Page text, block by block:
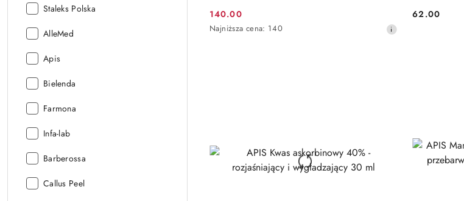
Producent:
Staleks Polska
Producent:
AlleMed
Producent:
Apis
Producent:
Bielenda
Producent:
Farmona
Producent:
Infa-lab
Producent:
Barberossa
Producent:
Callus Peel
Cena
promocyjna:
140.00
Najniższa
Najniższa cena: 140
Cena:
62.00